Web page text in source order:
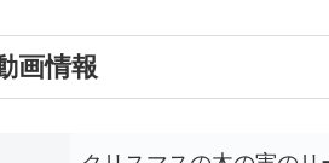
画情報